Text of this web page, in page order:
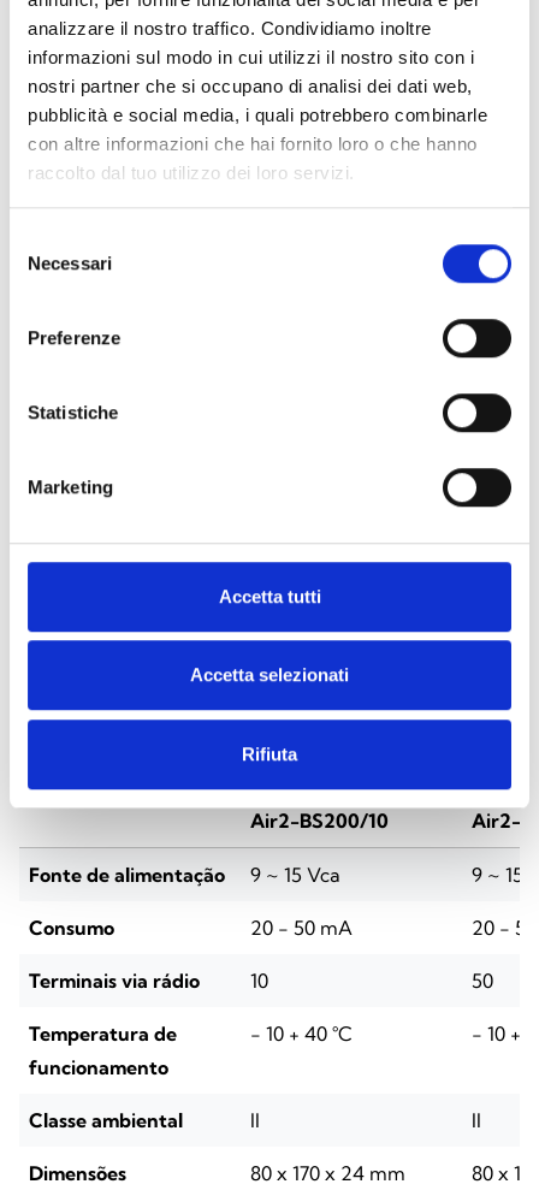
analizzare il nostro traffico. Condividiamo inoltre
informazioni sul modo in cui utilizzi il nostro sito con i
nostri partner che si occupano di analisi dei dati web,
pubblicità e social media, i quali potrebbero combinarle
con altre informazioni che hai fornito loro o che hanno
raccolto dal tuo utilizzo dei loro servizi.
delNecessari
Preferenze
Statistiche
Marketing
Accetta tutti
Accetta selezionati
Rifiuta
Air2-BS200/10
Transcetor (bidirecional) 868MHz,
ligado ao I-Bus, até 10 detetores,
até 30 chaves de rádio
MHz para centrais PrimeX.
detetores, contactos magnéticos e
rádio‑chaves, até 4 teclados, 4
ESPECIFICAÇÕES DOCUMENTAÇÃO
Especificações técnicas
Air2-BS200/10 Air2-
Fonte de alimentação 9 ~ 15 Vca 9 ~ 15
Consumo 20 - 50 mA 20 -
Terminais via rádio 10 50
Temperatura de
funcionamento
- 10 + 40 °C - 10 +
Classe ambiental II II
Dimensões 80 x 170 x 24 mm 80 x